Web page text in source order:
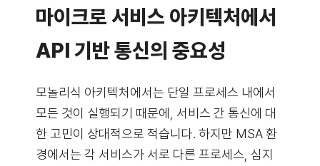
마이크로 서비스 아키텍처에서
API 기반 통신의 중요성
모놀리식 아키텍처에서는 단일 프로세스 내에서
모든 것이 실행되기 때문에, 서비스 간 통신에 대
한 고민이 상대적으로 적습니다. 하지만 MSA 환
경에서는 각 서비스가 서로 다른 프로세스, 심지